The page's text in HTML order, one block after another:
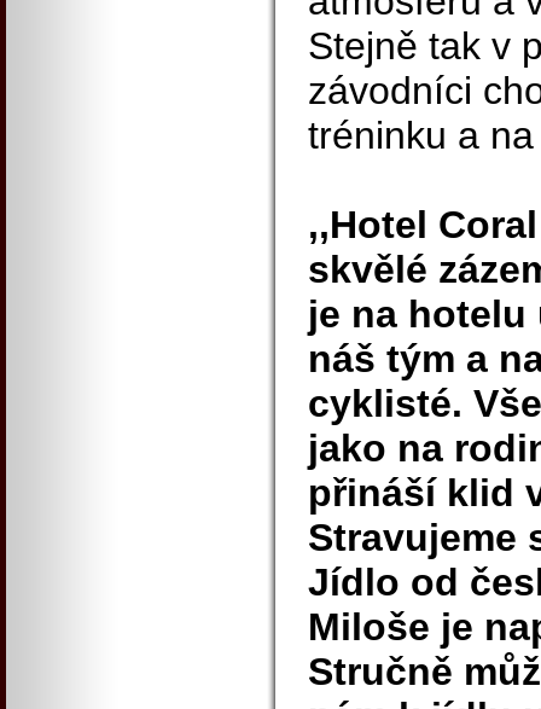
Stejně tak v
závodníci
tréninku a
,,Hotel
skvělé
je na hotelu
náš tým a
cyklisté.
jako na
přináší klid
Stravujeme
Jídlo od
Miloše je
Stručně